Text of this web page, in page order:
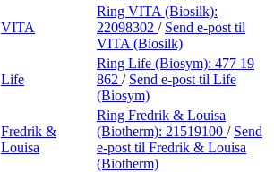
VITA
Ring VITA (Biosilk):
22098302 / Send e-post til
VITA (Biosilk)
Life
Ring Life (Biosym): 477 19
862 / Send e-post til Life
(Biosym)
Fredrik &
Louisa
Ring Fredrik & Louisa
(Biotherm): 21519100 / Send
e-post til Fredrik & Louisa
(Biotherm)